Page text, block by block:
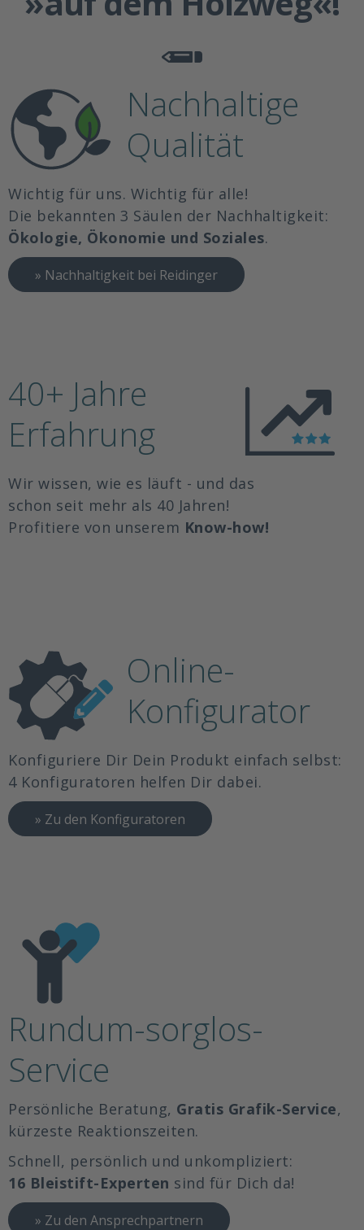
Nachhaltige
Qualität
Wichtig für uns. Wichtig für alle!
Die bekannten 3 Säulen der Nachhaltigkeit:
Ökologie, Ökonomie und Soziales.
» Nachhaltigkeit bei Reidinger
40+ Jahre
Erfahrung
Wir wissen, wie es läuft - und das
schon seit mehr als 40 Jahren!
Profitiere von unserem Know-how!
Online-
Konfigurator
Konfiguriere Dir Dein Produkt einfach selbst:
4 Konfiguratoren helfen Dir dabei.
» Zu den Konfiguratoren
Rundum-sorglos-
Service
Persönliche Beratung, Gratis Grafik-Service,
kürzeste Reaktionszeiten.
Schnell, persönlich und unkompliziert:
16 Bleistift-Experten sind für Dich da!
» Zu den Ansprechpartnern